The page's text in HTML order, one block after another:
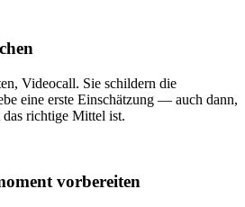
Videocall. Sie schildern die
eine erste Einschätzung — auch dann,
richtige Mittel ist.
vorbereiten